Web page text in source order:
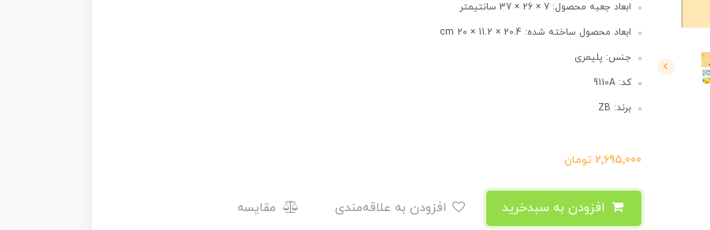
ابعاد جعبه محصول: 7 × 26 × 37 سانتیمتر
ابعاد محصول ساخته شده: 20.4 × 11.2 × 20 cm
جنس: پلیمری
کد: 9110A
برند: ZB
2,695,000 تومان
مقایسه